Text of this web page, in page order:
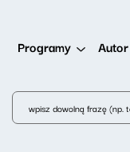
Programy Autor